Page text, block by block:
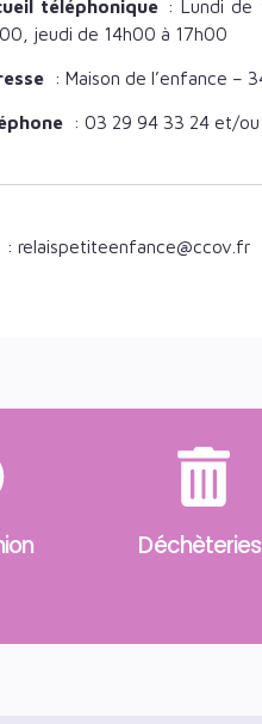
téléphonique : Lundi de
jeudi de 14h00 à 17h00
: Maison de l’enfance –
: 03 29 94 33 24 et/
: relaispetiteenfance@ccov.fr
Déchèteries